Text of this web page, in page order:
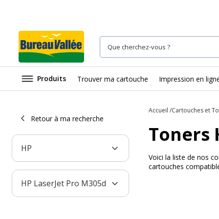
Produits Trouver ma cartouche Impression en
Retour à ma recherche
HP
HP LaserJet Pro M305d
Accueil Cartouches et
Toners
Voici la liste de nos
cartouches